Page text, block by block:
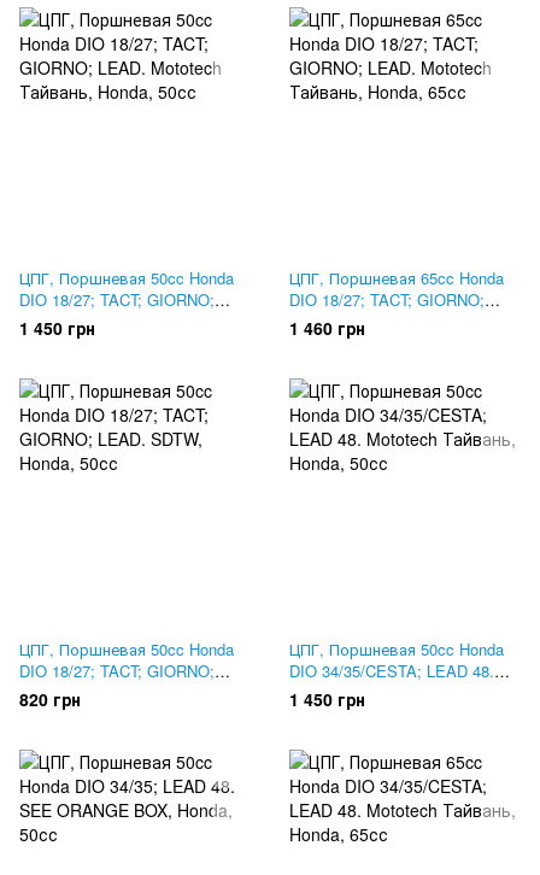
ЦПГ, Поршневая 50cc Honda
DIO 18/27; TACT; GIORNO;
LEAD. Mototech Тайвань
1 450 грн
ЦПГ, Поршневая 65cc Honda
DIO 18/27; TACT; GIORNO;
LEAD. Mototech Тайвань
1 460 грн
ЦПГ, Поршневая 50cc Honda
DIO 18/27; TACT; GIORNO;
LEAD. SDTW
820 грн
ЦПГ, Поршневая 50cc Honda
DIO 34/35/CESTA; LEAD 48.
Mototech Тайвань
1 450 грн